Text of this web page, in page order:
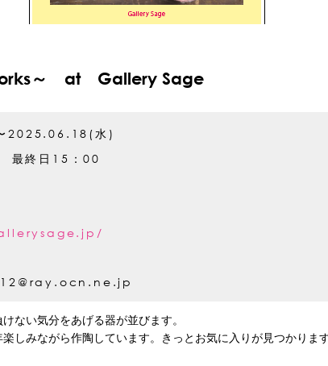
～ at Gallery Sage
2025.06.18(水)
最終日15：00
ない気分をあげる器が並びます。
しみながら作陶しています。きっとお気に入りが見つかりま